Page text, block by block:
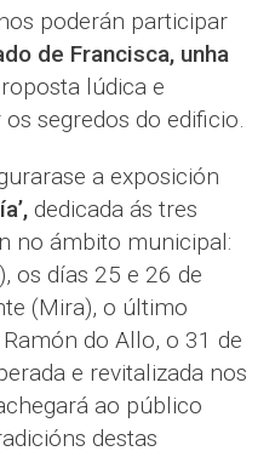
poderán participar
de Francisca, unha
lúdica e
segredos do edificio.
a exposición
dedicada ás tres
no ámbito municipal:
os días 25 e 26 de
(Mira), o último
do Allo, o 31 de
e revitalizada nos
ao público
destas